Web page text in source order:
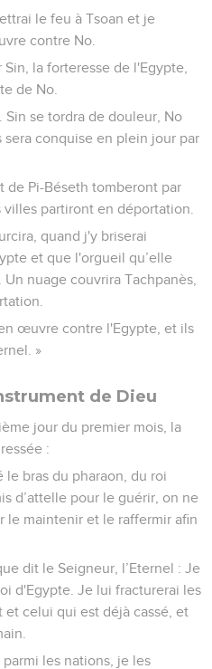
le feu à Tsoan et je
contre No.
la forteresse de l'Egypte,
de No.
Sin se tordra de douleur, No
sera conquise en plein jour par
de Pi-Béseth tomberont par
partiront en déportation.
quand j'y briserai
et que l'orgueil qu’elle
nuage couvrira Tachpanès,
œuvre contre l'Egypte, et ils
»
de Dieu
jour du premier mois, la
:
le bras du pharaon, du roi
d’attelle pour le guérir, on ne
le maintenir et le raffermir afin
dit le Seigneur, l’Eternel : Je
d'Egypte. Je lui fracturerai les
et celui qui est déjà cassé, et
les nations, je les